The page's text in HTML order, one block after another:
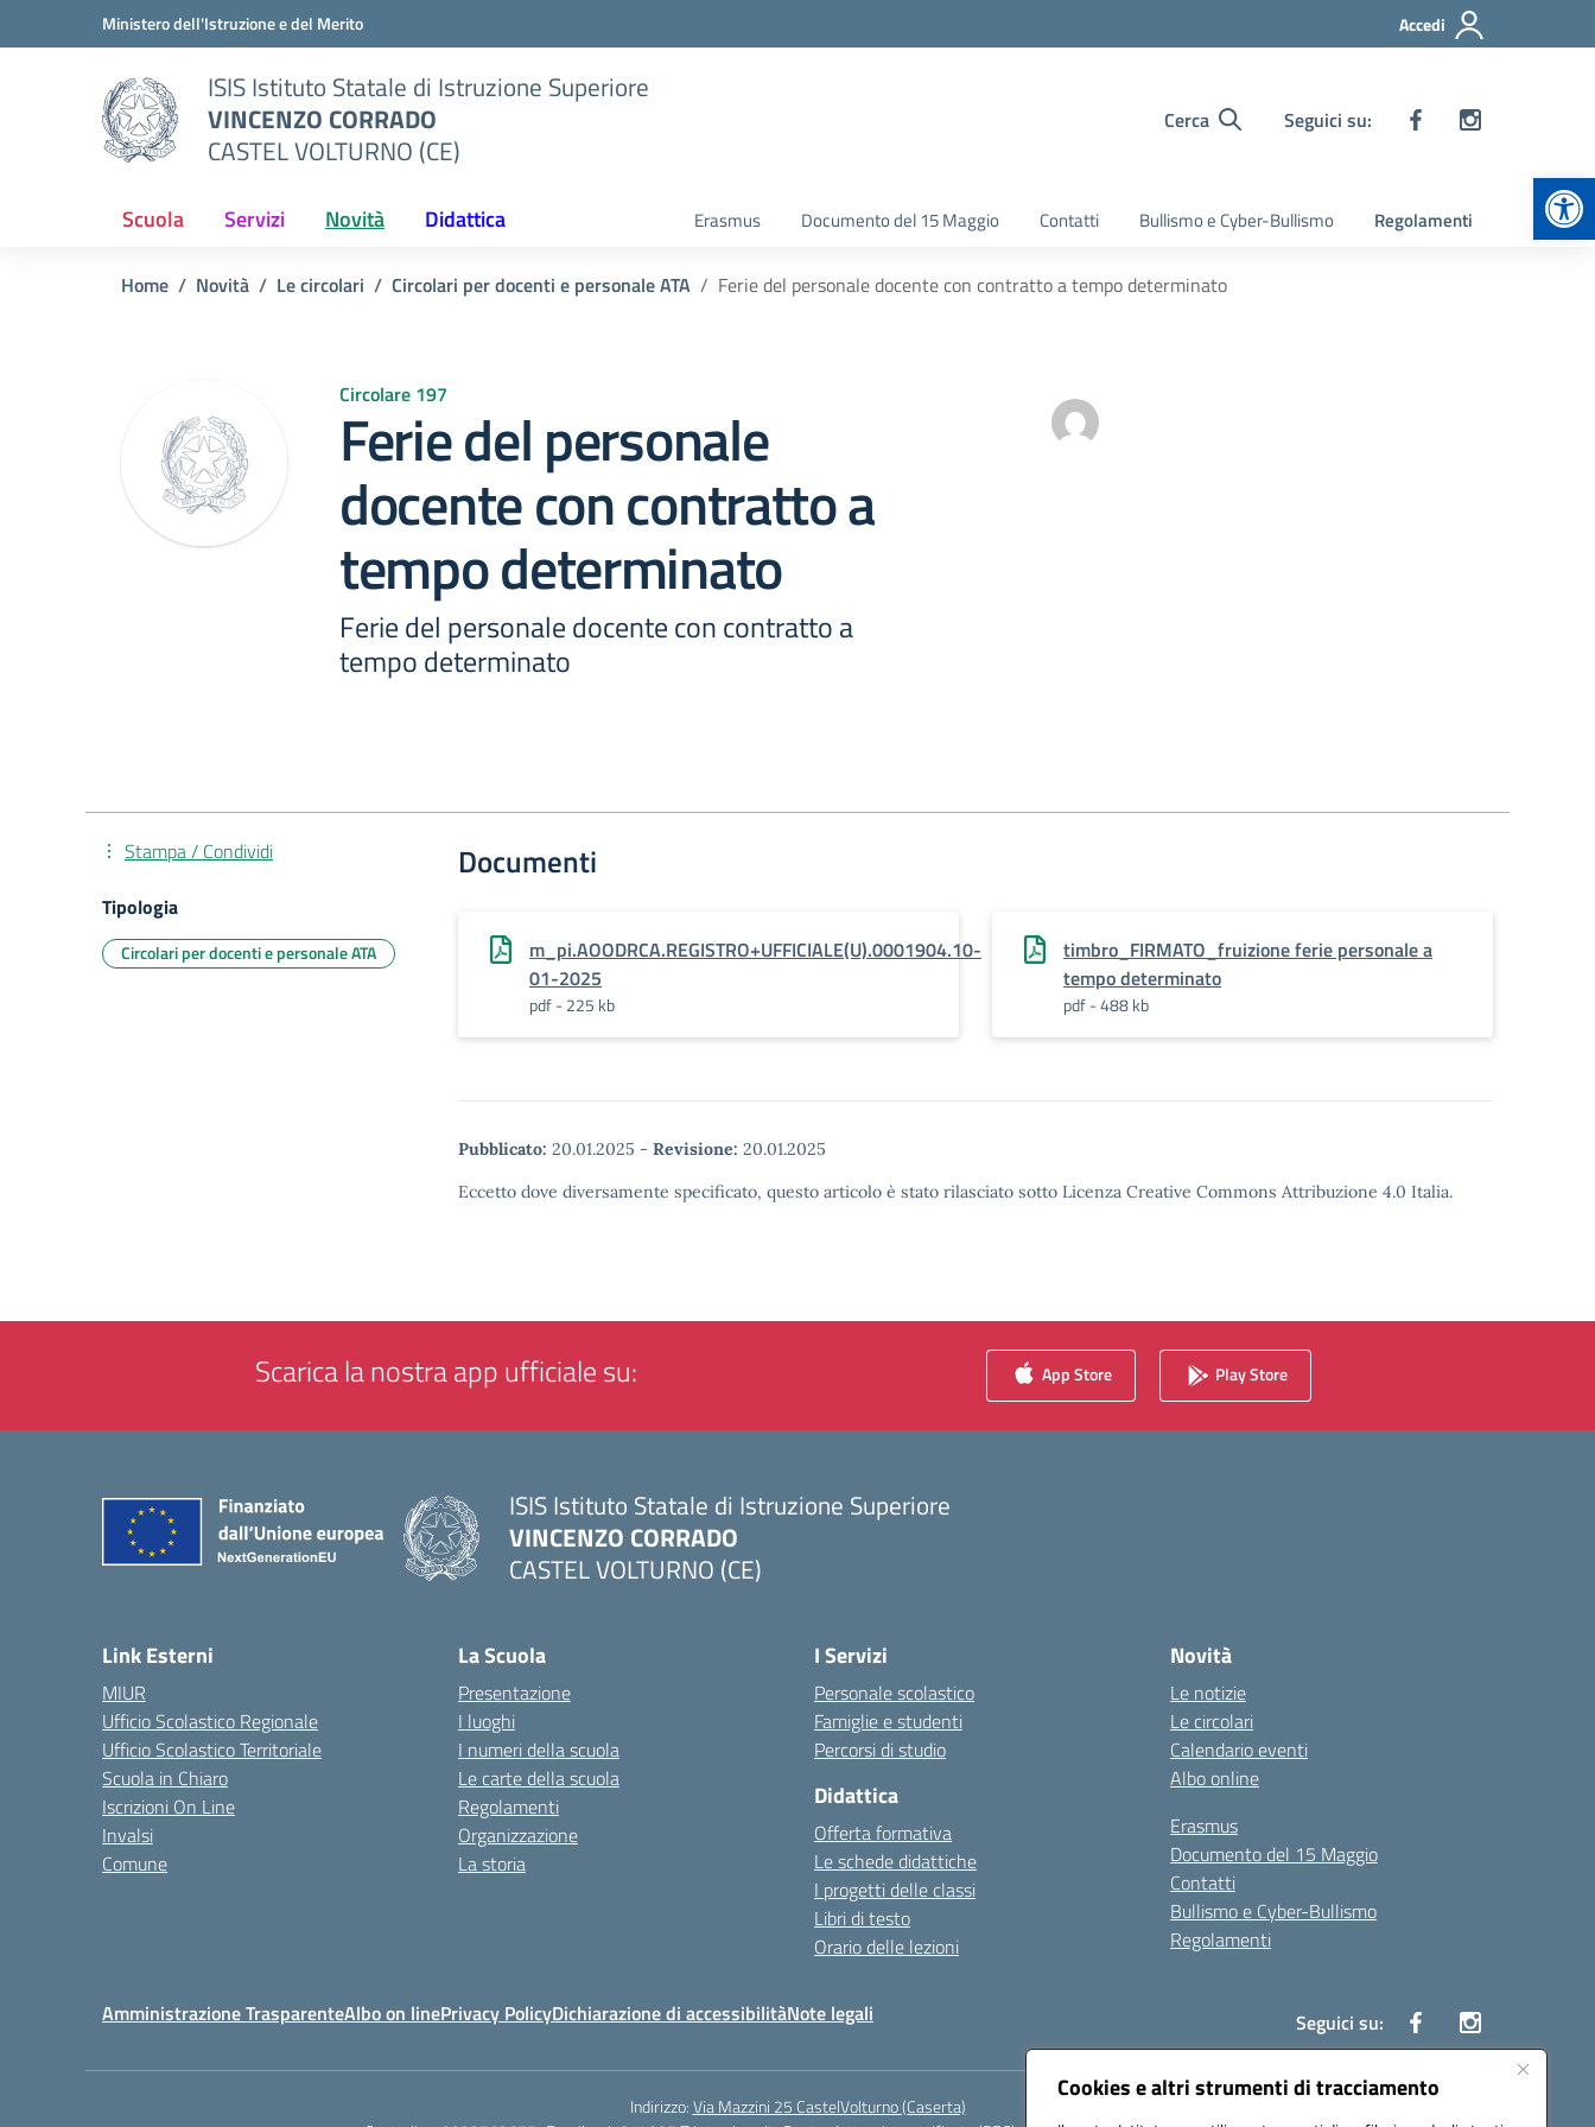
Cookies e altri strumenti di tracciamento
Vai ai contenuti
Vai al menu di navigazioneMinistero dell'Istruzione e del Merito Accedi
ISIS Istituto Statale di Istruzione Superiore
VINCENZO CORRADO
CASTEL VOLTURNO (CE)
Cerca Seguici su:
Scuola Servizi Novità Didattica Erasmus Documento del 15 Maggio Contatti Bullismo e Cyber-Bullismo Regolamenti
Home Novità Le circolari Circolari per docenti e personale ATA Ferie del personale docente con contratto a tempo determinato
Circolare 197
Ferie del personale
docente con contratto a
tempo determinato
Ferie del personale docente con contratto a
tempo determinato
Documenti
m_pi.AOODRCA.REGISTRO+UFFICIALE(U).0001904.10-
01-2025
pdf - 225 kb
timbro_FIRMATO_fruizione ferie personale a
tempo determinato
pdf - 488 kb
Pubblicato: 20.01.2025 - Revisione: 20.01.2025
Eccetto dove diversamente specificato, questo articolo è stato rilasciato sotto Licenza Creative Commons Attribuzione 4.0 Italia.
Stampa / Condividi
Tipologia
Circolari per docenti e personale ATA
Scarica la nostra app ufficiale su: App Store Play Store
ISIS Istituto Statale di Istruzione Superiore
VINCENZO CORRADO
CASTEL VOLTURNO (CE)
Link Esterni
MIUR
Ufficio Scolastico Regionale
Ufficio Scolastico Territoriale
Scuola in Chiaro
Iscrizioni On Line
Invalsi
Comune
La Scuola
Presentazione
I luoghi
I numeri della scuola
Le carte della scuola
Regolamenti
Organizzazione
La storia
I Servizi
Personale scolastico
Famiglie e studenti
Percorsi di studio
Didattica
Offerta formativa
Le schede didattiche
I progetti delle classi
Libri di testo
Orario delle lezioni
Novità
Le notizie
Le circolari
Calendario eventi
Albo online
Erasmus
Documento del 15 Maggio
Contatti
Bullismo e Cyber-Bullismo
Regolamenti
Amministrazione TrasparenteAlbo on linePrivacy PolicyDichiarazione di accessibilitàNote legali Seguici su:
Indirizzo:Via Mazzini 25 CastelVolturno (Caserta)